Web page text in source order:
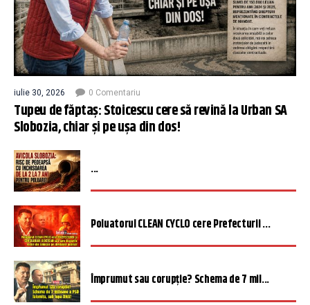
iulie 30, 2026 0 Comentariu
Tupeu de făptaș: Stoicescu cere să revină la Urban SA
Slobozia, chiar și pe ușa din dos!
...
Poluatorul CLEAN CYCLO cere Prefecturii ...
Împrumut sau corupție? Schema de 7 mil...